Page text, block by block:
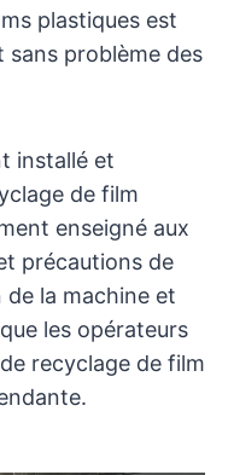
plastiques est
problème des
installé et
de film
enseigné aux
précautions de
la machine et
les opérateurs
recyclage de film